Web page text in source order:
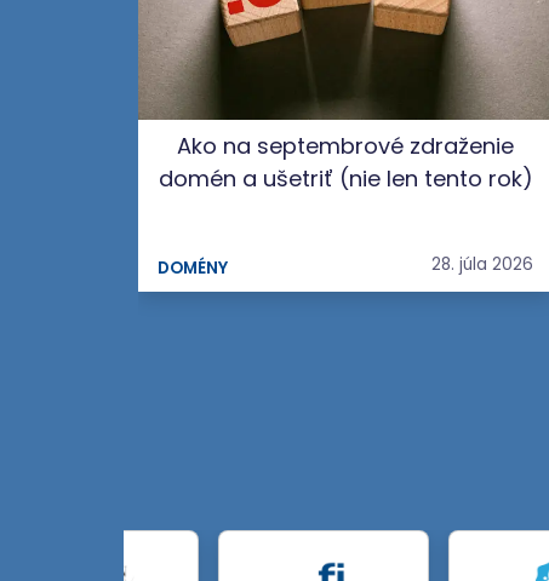
Ako na septembrové zdraženie
domén a ušetriť (nie len tento rok)
DOMÉNY 28. júla 2026